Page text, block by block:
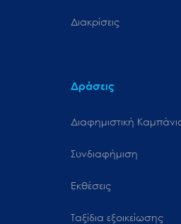
Διακρίσεις
Δράσεις
Διαφημιστική
Συνδιαφήμιση
Εκθέσεις
Ταξίδια εξοικείωσης